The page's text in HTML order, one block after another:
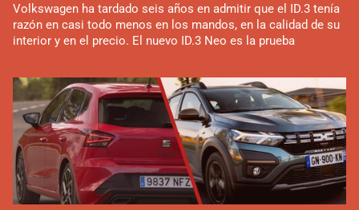
Volkswagen ha tardado seis años en admitir que el ID.3 tenía
razón en casi todo menos en los mandos, en la calidad de su
interior y en el precio. El nuevo ID.3 Neo es la prueba